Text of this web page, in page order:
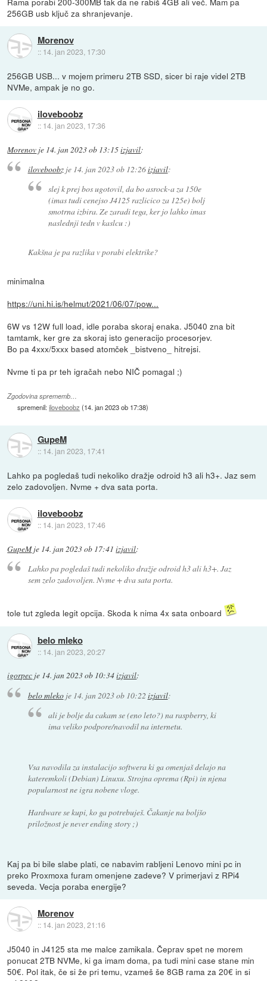
256GB usb ključ za shranjevanje.
Morenov
:: 14. jan 2023, 17:30
256GB USB... v mojem primeru 2TB SSD, sicer bi raje videl 2TB
NVMe, ampak je no go.
iloveboobz
:: 14. jan 2023, 17:36
Morenov je 14. jan 2023 ob 13:15izjavil:
iloveboobzje 14. jan 2023 ob 12:26izjavil:
slej k prej bos ugotovil, da bo asrock-a za 150e
(imas tudi cenejso J4125 razlicico za 125e) bolj
smotrna izbira. Ze zaradi tega, ker jo lahko imas
naslednji tedn v kaslcu :)
Kakšna je pa razlika v porabi elektrike?
minimalna
https://uni.hi.is/helmut/2021/06/07/pow...
6W vs 12W full load, idle poraba skoraj enaka. J5040 zna bit
tamtamk, ker gre za skoraj isto generacijo procesorjev.
Bo pa 4xxx/5xxx based atomček _bistveno_ hitrejsi.
Nvme ti pa pr teh igračah nebo NIČ pomagal ;)
Zgodovina sprememb…
spremenil:iloveboobz (14. jan 2023 ob 17:38)
GupeM
:: 14. jan 2023, 17:41
Lahko pa pogledaš tudi nekoliko dražje odroid h3 ali h3+. Jaz sem
zelo zadovoljen. Nvme + dva sata porta.
iloveboobz
:: 14. jan 2023, 17:46
GupeMje 14. jan 2023 ob 17:41 izjavil:
Lahko pa pogledaš tudi nekoliko dražje odroid h3 ali h3+. Jaz
sem zelo zadovoljen. Nvme + dva sata porta.
tole tut zgleda legit opcija. Skoda k nima 4x sata onboard
belo mleko
:: 14. jan 2023, 20:27
igorpec je 14. jan 2023 ob 10:34izjavil:
belo mlekoje 14. jan 2023 ob 10:22 izjavil:
ali je bolje da cakam se (eno leto?) na raspberry, ki
ima veliko podpore/navodil na internetu.
Vsa navodila za instalacijo softwera ki ga omenjaš delajo na
kateremkoli (Debian) Linuxu. Strojna oprema (Rpi) in njena
popularnost ne igra nobene vloge.
Hardware se kupi, ko ga potrebuješ. Čakanje na boljšo
priložnost je never ending story ;)
Kaj pa bi bile slabe plati, ce nabavim rabljeni Lenovo mini pc in
preko Proxmoxa furam omenjene zadeve? V primerjavi z RPi4
seveda. Vecja poraba energije?
Morenov
:: 14. jan 2023, 21:16
J5040 in J4125 sta me malce zamikala. Čeprav spet ne morem
ponucat 2TB NVMe, ki ga imam doma, pa tudi mini case stane min
50€. Pol itak, če si že pri temu, vzameš še 8GB rama za 20€ in si